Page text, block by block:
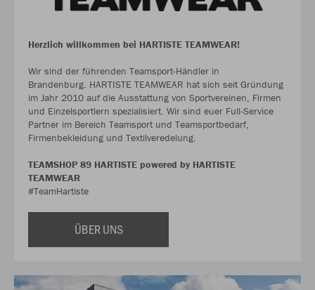
Herzlich willkommen bei HARTISTE TEAMWEAR!
Wir sind der führenden Teamsport-Händler in
Brandenburg. HARTISTE TEAMWEAR hat sich seit Gründung
im Jahr 2010 auf die Ausstattung von Sportvereinen, Firmen
und Einzelsportlern spezialisiert. Wir sind euer Full-Service
Partner im Bereich Teamsport und Teamsportbedarf,
Firmenbekleidung und Textilveredelung.
TEAMSHOP 89 HARTISTE powered by HARTISTE
TEAMWEAR
#TeamHartiste
ÜBER UNS